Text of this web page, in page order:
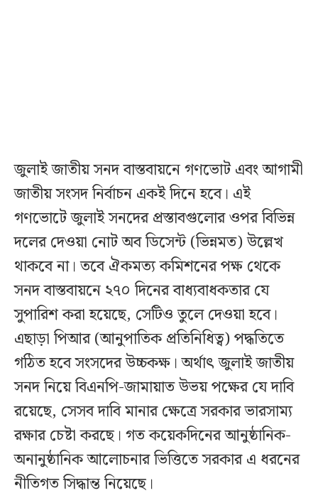
জুলাই জাতীয় সনদ বাস্তবায়নে গণভোট এবং আগামী
জাতীয় সংসদ নির্বাচন একই দিনে হবে। এই
গণভোটে জুলাই সনদের প্রস্তাবগুলোর ওপর বিভিন্ন
দলের দেওয়া নোট অব ডিসেন্ট (ভিন্নমত) উল্লেখ
থাকবে না। তবে ঐকমত্য কমিশনের পক্ষ থেকে
সনদ বাস্তবায়নে ২৭০ দিনের বাধ্যবাধকতার যে
সুপারিশ করা হয়েছে, সেটিও তুলে দেওয়া হবে।
এছাড়া পিআর (আনুপাতিক প্রতিনিধিত্ব) পদ্ধতিতে
গঠিত হবে সংসদের উচ্চকক্ষ। অর্থাৎ জুলাই জাতীয়
সনদ নিয়ে বিএনপি-জামায়াত উভয় পক্ষের যে দাবি
রয়েছে, সেসব দাবি মানার ক্ষেত্রে সরকার ভারসাম্য
রক্ষার চেষ্টা করছে। গত কয়েকদিনের আনুষ্ঠানিক-
অনানুষ্ঠানিক আলোচনার ভিত্তিতে সরকার এ ধরনের
নীতিগত সিদ্ধান্ত নিয়েছে।